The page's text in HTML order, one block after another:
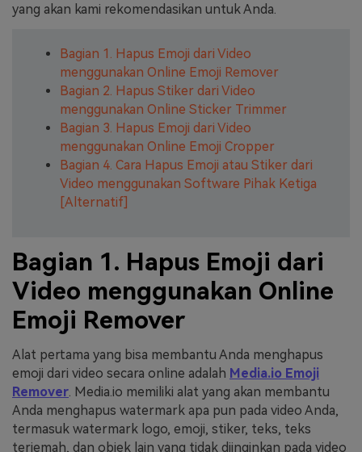
yang akan kami rekomendasikan untuk Anda.
Bagian 1. Hapus Emoji dari Video
menggunakan Online Emoji Remover
Bagian 2. Hapus Stiker dari Video
menggunakan Online Sticker Trimmer
Bagian 3. Hapus Emoji dari Video
menggunakan Online Emoji Cropper
Bagian 4. Cara Hapus Emoji atau Stiker dari
Video menggunakan Software Pihak Ketiga
[Alternatif]
Bagian 1. Hapus Emoji dari
Video menggunakan Online
Emoji Remover
Alat pertama yang bisa membantu Anda menghapus
emoji dari video secara online adalah Media.io Emoji
Remover. Media.io memiliki alat yang akan membantu
Anda menghapus watermark apa pun pada video Anda,
termasuk watermark logo, emoji, stiker, teks, teks
terjemah, dan objek lain yang tidak diinginkan pada video